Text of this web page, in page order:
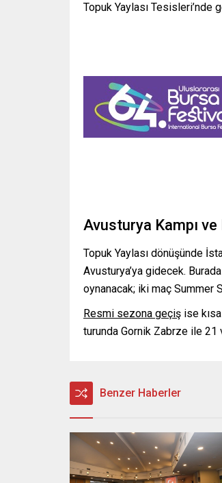
Topuk Yaylası Tesisleri’nde
Avusturya Kampı ve
Topuk Yaylası dönüşünde
Avusturya’ya gidecek.
oynanacak; iki maç Summer
Resmi sezona geçiş ise
turunda Gornik Zabrze ile 21
Benzer Haberler